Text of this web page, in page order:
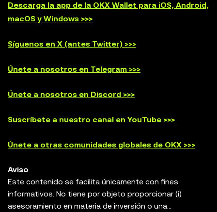
Descarga la app de la OKX Wallet para iOS, Android,
macOS y Windows >>>
Síguenos en X (antes Twitter) >>>
Únete a nosotros en Telegram >>>
Únete a nosotros en Discord >>>
Suscríbete a nuestro canal en YouTube >>>
Únete a otras comunidades globales de OKX >>>
Aviso
Este contenido se facilita únicamente con fines
informativos. No tiene por objeto proporcionar (i)
asesoramiento en materia de inversión o una